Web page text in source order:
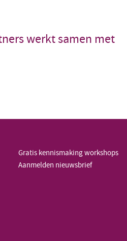
werkt samen met
Gratis kennismaking workshops
Aanmelden nieuwsbrief